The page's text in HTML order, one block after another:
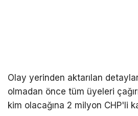
Olay yerinden aktarılan
olmadan önce tüm üyeleri
kim olacağına 2 milyon CHP'li